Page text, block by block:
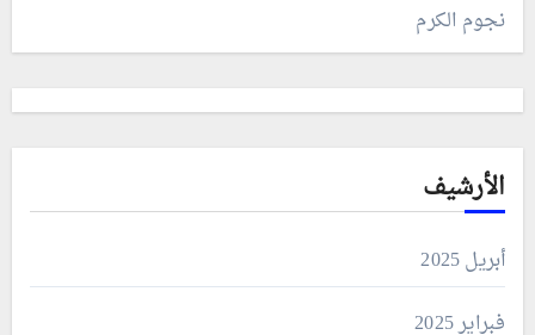
نجوم الكرم
الأرشيف
أبريل 2025
فبراير 2025